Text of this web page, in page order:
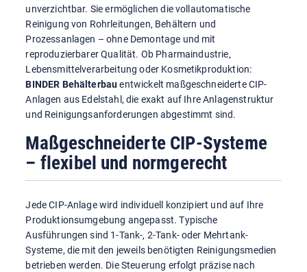
unverzichtbar. Sie ermöglichen die vollautomatische
Reinigung von Rohrleitungen, Behältern und
Prozessanlagen – ohne Demontage und mit
reproduzierbarer Qualität. Ob Pharmaindustrie,
Lebensmittelverarbeitung oder Kosmetikproduktion:
BINDER Behälterbauentwickelt maßgeschneiderte CIP-
Anlagen aus Edelstahl, die exakt auf Ihre Anlagenstruktur
und Reinigungsanforderungen abgestimmt sind.
Maßgeschneiderte CIP-Systeme
– flexibel und normgerecht
Jede CIP-Anlage wird individuell konzipiert und auf Ihre
Produktionsumgebung angepasst. Typische
Ausführungen sind 1-Tank-, 2-Tank- oder Mehrtank-
Systeme, die mit den jeweils benötigten Reinigungsmedien
betrieben werden. Die Steuerung erfolgt präzise nach